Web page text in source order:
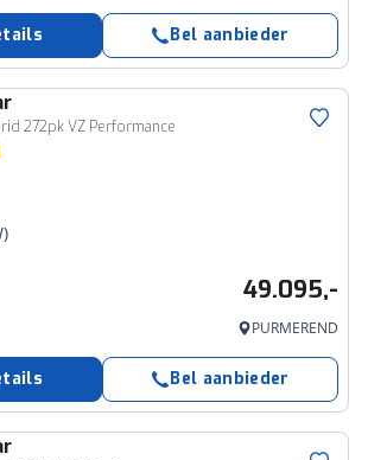
Bel aanbieder
272pk VZ Performance
49.095,-
PURMEREND
Bel aanbieder